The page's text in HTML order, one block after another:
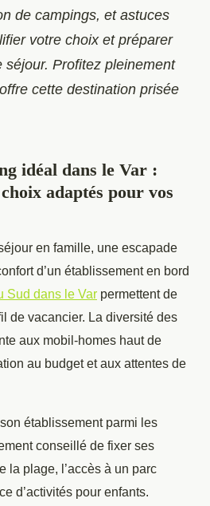
de campings, et astuces
votre choix et préparer
séjour. Profitez pleinement
cette destination prisée
idéal dans le Var :
adaptés pour vos
en famille, une escapade
d’un établissement en bord
Sud dans le Var permettent de
de vacancier. La diversité des
aux mobil-homes haut de
au budget et aux attentes de
établissement parmi les
conseillé de fixer ses
la plage, l’accès à un parc
d’activités pour enfants.